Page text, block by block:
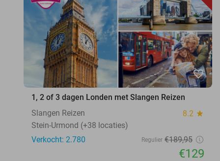
favorite_border
1, 2 of 3 dagen Londen met Slangen Reizen
Slangen Reizen
8.2 star
Stein-Urmond (+38 locaties)
Verkocht: 2.780
Regulier €189,95
€129